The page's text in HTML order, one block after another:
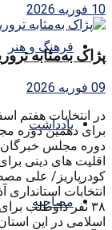
فرهنگ و هنر
یادداشت
مصاحبه
10 فوریه 2026
پژاک به‌مثابه
09 فوریه 2026
برای دهمین دوره
دوره مجلس خبرگان
اقلیت های دینی
کودرپاریز/ علی
انتخابات
۳۸ نفر داوطلب
اسلامی در این